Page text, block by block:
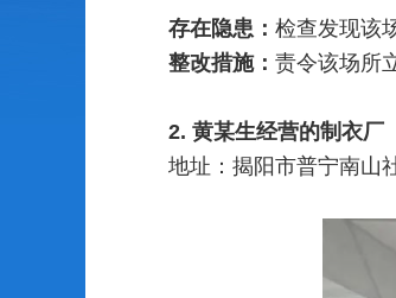
存在隐患： 检查发现该
整改措施： 责令该场所
2. 黄某生经营的制衣厂
地址： 揭阳市普宁南山